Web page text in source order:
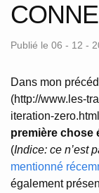
Publié le 06 - 12 -
Dans mon
(http://www.les-
iteration-
première chose
(Indice: ce n’est
mentionné
également